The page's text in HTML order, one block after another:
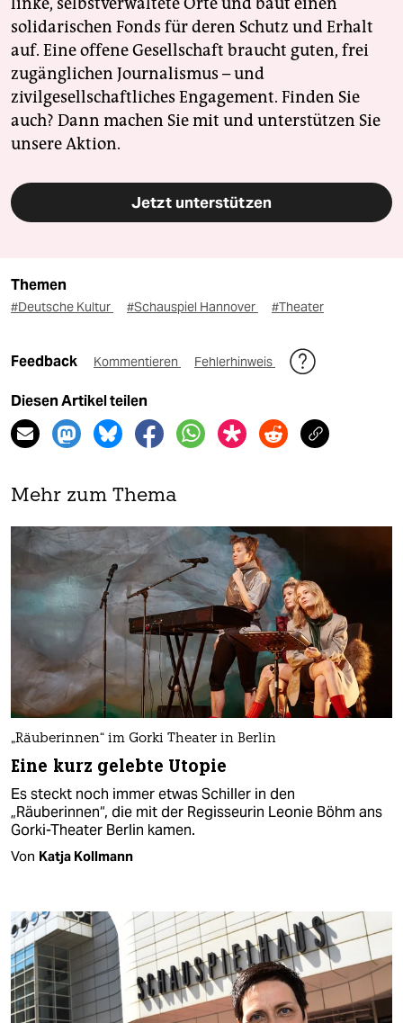
solidarischen Fonds für deren Schutz und Erhalt
auf. Eine offene Gesellschaft braucht guten, frei
zugänglichen Journalismus – und
zivilgesellschaftliches Engagement. Finden Sie
auch? Dann machen Sie mit und unterstützen Sie
unsere Aktion.
Jetzt unterstützen
Themen
#Deutsche Kultur #Schauspiel Hannover #Theater
Feedback Kommentieren Fehlerhinweis
Diesen Artikel teilen
Mehr zum Thema
„Räuberinnen“ im Gorki Theater in Berlin
Eine kurz gelebte Utopie
Es steckt noch immer etwas Schiller in den
„Räuberinnen“, die mit der Regisseurin Leonie Böhm ans
Gorki-Theater Berlin kamen.
Von Katja Kollmann